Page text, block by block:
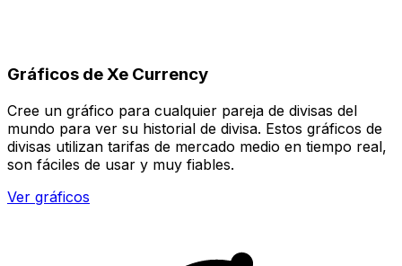
Gráficos de Xe Currency
Cree un gráfico para cualquier pareja de divisas del
mundo para ver su historial de divisa. Estos gráficos de
divisas utilizan tarifas de mercado medio en tiempo real,
son fáciles de usar y muy fiables.
Ver gráficos